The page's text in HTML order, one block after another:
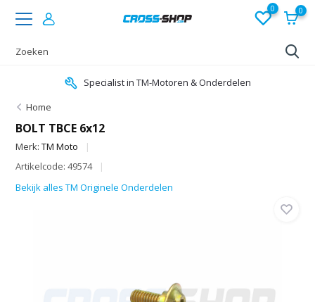
0 0
Specialist in TM-Motoren & Onderdelen
Home
BOLT TBCE 6x12
Merk:TM Moto
Artikelcode: 49574
Bekijk alles TM Originele Onderdelen